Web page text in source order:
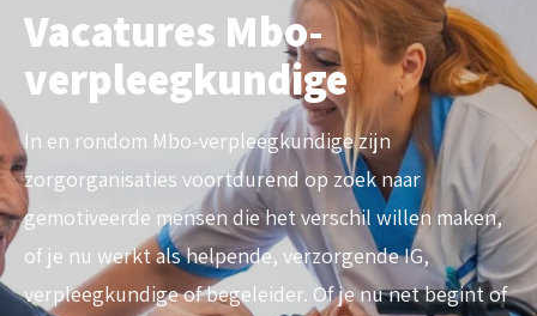
Vacatures Mbo-
verpleegkundige
In en rondom Mbo-verpleegkundige zijn
zorgorganisaties voortdurend op zoek naar
gemotiveerde mensen die het verschil willen maken,
of je nu werkt als helpende, verzorgende IG,
verpleegkundige of begeleider. Of je nu net begint of